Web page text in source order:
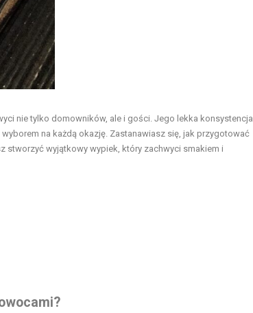
nie tylko domowników, ale i gości. Jego lekka konsystencja
na każdą okazję. Zastanawiasz się, jak przygotować
stworzyć wyjątkowy wypiek, który zachwyci smakiem i